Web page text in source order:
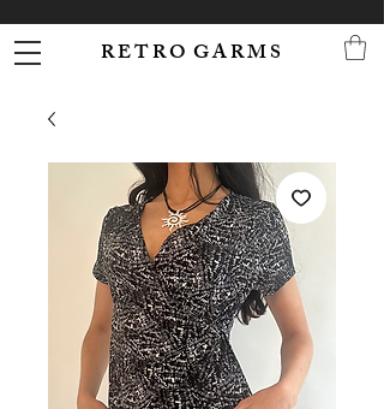
R E T R O G A R M S